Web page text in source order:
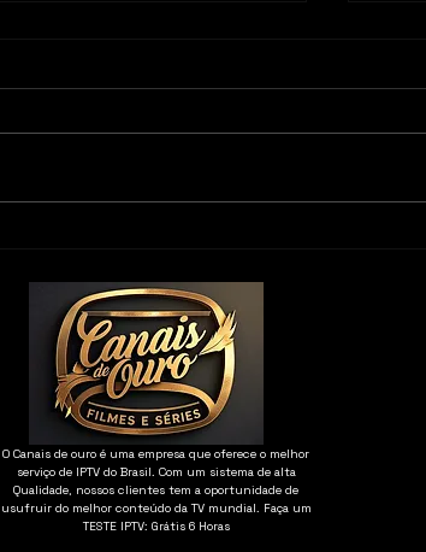
Desempenho e a Experiência
O Canais de ouro é uma empresa que oferece o melhor
serviço de IPTV do Brasil. Com um sistema de alta
Qualidade, nossos clientes tem a oportunidade de
usufruir do melhor conteúdo da TV mundial. Faça um
TESTE IPTV: Grátis 6 Horas